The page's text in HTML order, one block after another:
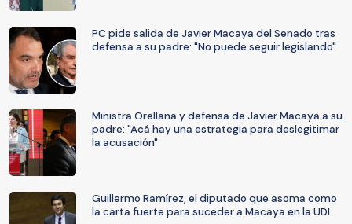
PC pide salida de Javier Macaya del Senado tras
defensa a su padre: "No puede seguir legislando"
Ministra Orellana y defensa de Javier Macaya a su
padre: "Acá hay una estrategia para deslegitimar
la acusación"
Guillermo Ramírez, el diputado que asoma como
la carta fuerte para suceder a Macaya en la UDI